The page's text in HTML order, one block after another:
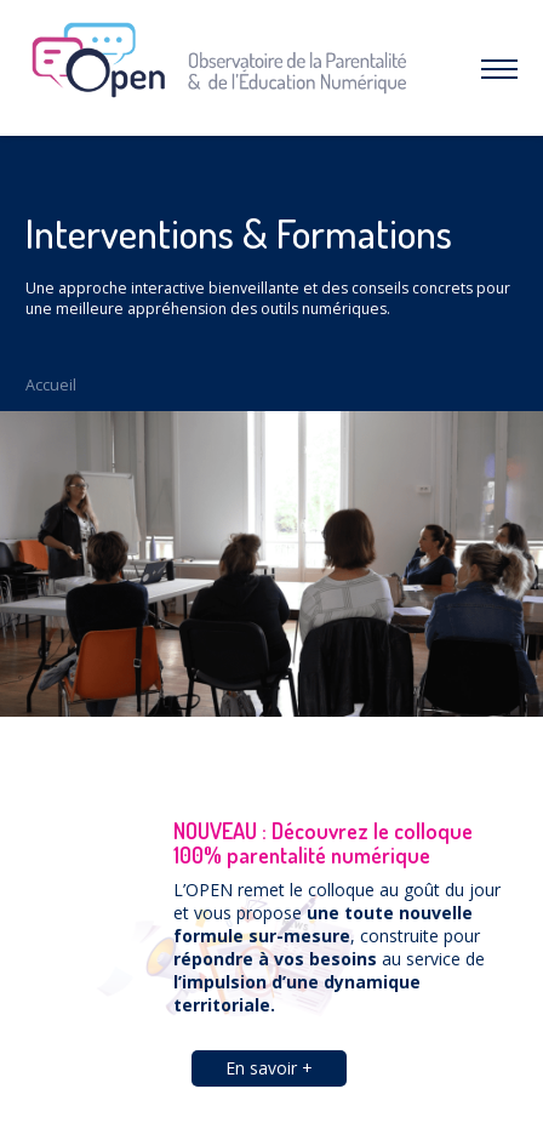
Afficher
le
Qui sommes-nous ?
Nos combats et réussites
RESSOURCES
INTERVENTIONS & FORMATIONS
CAMPAGNES & OPÉRATIONS
SNAP – Sexualité, Numérique, Adolescence &
Prévention
NUAJE : NUmérique et Appropriation par la Jeunesse
Parents Sentinelles des écrans
Pari Risqué : Prévenir l’addiction aux jeux d’argent en
ligne
Interventions & Formations
Une approche interactive bienveillante et des conseils concrets pour
une meilleure appréhension des outils numériques.
Accueil
NOUVEAU : Découvrez le colloque
100% parentalité numérique
L’OPEN remet le colloque au goût du jour
et vous proposeune toute nouvelle
formule sur-mesure, construite pour
répondre à vos besoins au service de
l’impulsion d’une dynamique
territoriale.
En savoir +